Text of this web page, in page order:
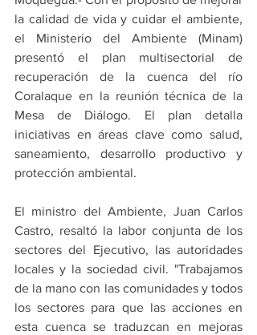
la calidad de vida y cuidar el ambiente,
el Ministerio del Ambiente (Minam)
presentó el plan multisectorial de
recuperación de la cuenca del río
Coralaque en la reunión técnica de la
Mesa de Diálogo. El plan detalla
iniciativas en áreas clave como salud,
saneamiento, desarrollo productivo y
protección ambiental.
El ministro del Ambiente, Juan Carlos
Castro, resaltó la labor conjunta de los
sectores del Ejecutivo, las autoridades
locales y la sociedad civil. "Trabajamos
de la mano con las comunidades y todos
los sectores para que las acciones en
esta cuenca se traduzcan en mejoras